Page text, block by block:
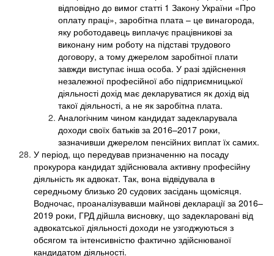
відповідно до вимог статті 1 Закону України «Про
оплату праці», заробітна плата – це винагорода,
яку роботодавець виплачує працівникові за
виконану ним роботу на підставі трудового
договору, а тому джерелом заробітної плати
завжди виступає інша особа. У разі здійснення
незалежної професійної або підприємницької
діяльності дохід має декларуватися як дохід від
такої діяльності, а не як заробітна плата.
Аналогічним чином кандидат задекларувала
доходи своїх батьків за 2016–2017 роки,
зазначивши джерелом пенсійних виплат їх самих.
У період, що передував призначенню на посаду
прокурора кандидат здійснювала активну професійну
діяльність як адвокат. Так, вона відвідувала в
середньому близько 20 судових засідань щомісяця.
Водночас, проаналізувавши майнові декларації за 2016–
2019 роки, ГРД дійшла висновку, що задекларовані від
адвокатської діяльності доходи не узгоджуються з
обсягом та інтенсивністю фактично здійснюваної
кандидатом діяльності.